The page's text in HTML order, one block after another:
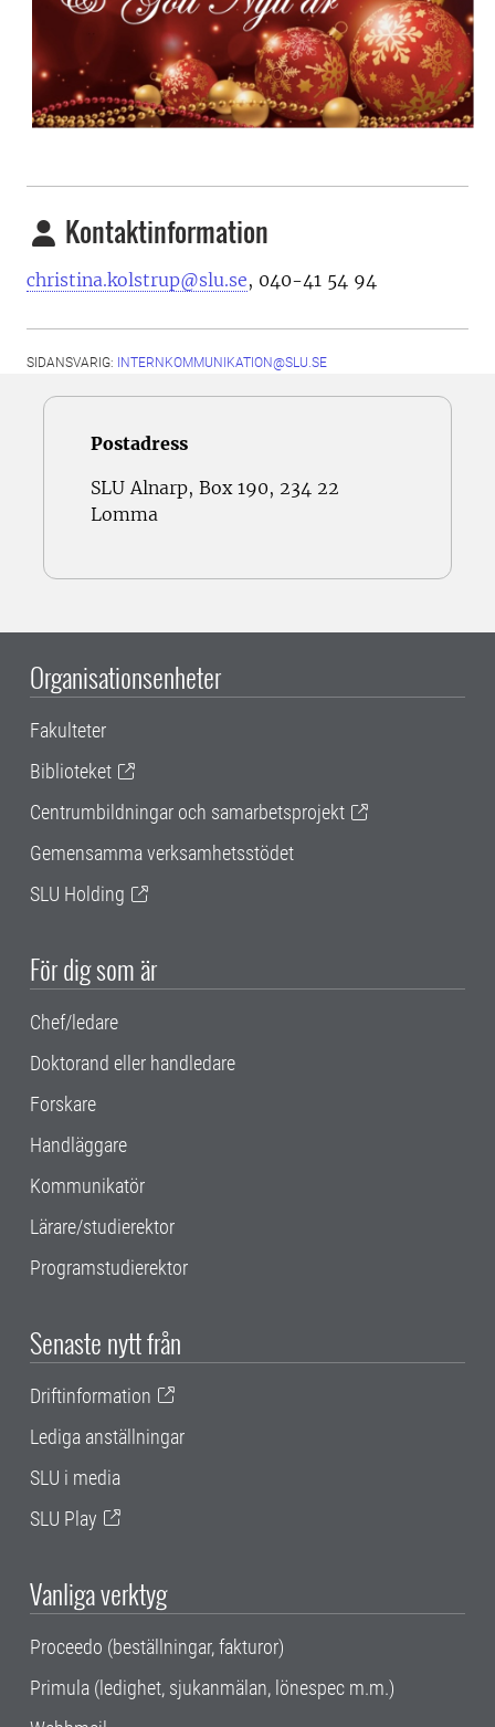
Kontaktinformation
christina.kolstrup@slu.se, 040-41 54 94
SIDANSVARIG: INTERNKOMMUNIKATION@SLU.SE
Postadress
SLU Alnarp, Box 190, 234 22
Lomma
Organisationsenheter
Fakulteter
Biblioteket
Centrumbildningar och samarbetsprojekt
Gemensamma verksamhetsstödet
SLU Holding
För dig som är
Chef/ledare
Doktorand eller handledare
Forskare
Handläggare
Kommunikatör
Lärare/studierektor
Programstudierektor
Senaste nytt från
Driftinformation
Lediga anställningar
SLU i media
SLU Play
Vanliga verktyg
Proceedo (beställningar, fakturor)
Primula (ledighet, sjukanmälan, lönespec m.m.)